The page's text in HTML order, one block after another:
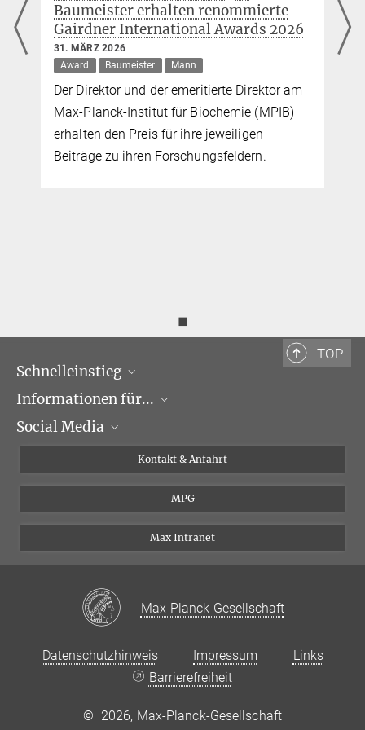
Baumeister erhalten renommierte
Gairdner International Awards 2026
31. MÄRZ 2026
Award
Baumeister Mann
Der Direktor und der emeritierte Direktor am
Max-Planck-Institut für Biochemie (MPIB)
erhalten den Preis für ihre jeweiligen
Beiträge zu ihren Forschungsfeldern.
◼
TOP
Schnelleinstieg
Forschungsgruppen
Veranstaltungen
Informationen für...
Journalisten
Social Media
Kontakt & Anfahrt
MPG
Max Intranet
Max-Planck-Gesellschaft
Datenschutzhinweis Impressum
Links
Barrierefreiheit
© 2026, Max-Planck-Gesellschaft